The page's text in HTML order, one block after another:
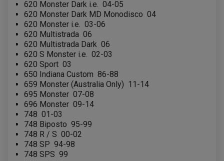
FILTRE A HUILE
FILTRE ET ACCESSOIRE ESSENCE
OUTILLAGE
PRODUIT D'ENTRETIEN
620 Monster Dark i.e. 04-05
620 Monster Dark MD Monodisco 04
620 Monster i.e. 03-06
620 Multistrada 06
620 Multistrada Dark 06
620 S Monster i.e. 02-03
620 Sport 03
650 Indiana Custom 86-88
659 Monster (Australia Only) 11-14
695 Monster 07-08
696 Monster 09-14
748 01-03
748 Biposto 95-99
748 R / S 00-02
748 SP 94-98
748 SPS 99